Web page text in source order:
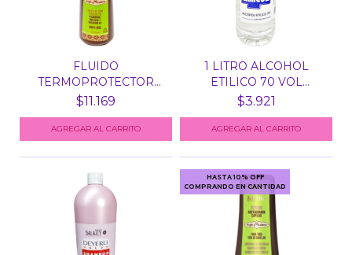
FLUIDO
TERMOPROTECTOR
ARGAN Y MACADAMIA...
$11.169
1 LITRO ALCOHOL
ETILICO 70 VOL
SANICOL (...
$3.921
HASTA 10% OFF
COMPRANDO EN CANTIDAD